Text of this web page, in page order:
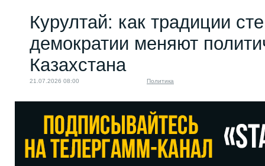
Курултай: как традиции
демократии меняют
Казахстана
21.07.2026 08:00 Политика